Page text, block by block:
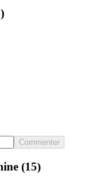
Commenter
(15)